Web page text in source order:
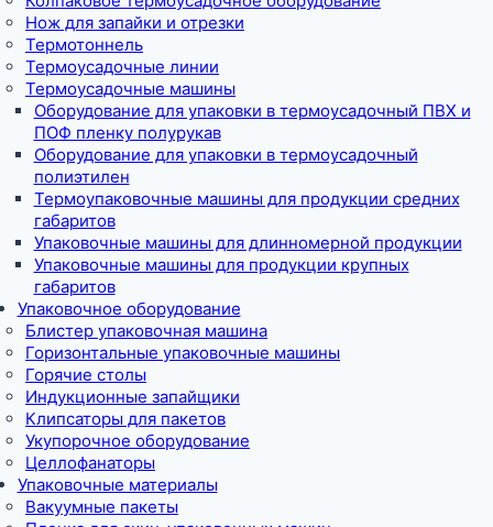
Нож для запайки и отрезки
Термотоннель
Термоусадочные линии
Термоусадочные машины
Оборудование для упаковки в термоусадочный ПВХ и
ПОФ пленку полурукав
Оборудование для упаковки в термоусадочный
полиэтилен
Термоупаковочные машины для продукции средних
габаритов
Упаковочные машины для длинномерной продукции
Упаковочные машины для продукции крупных
габаритов
Упаковочное оборудование
Блистер упаковочная машина
Горизонтальные упаковочные машины
Горячие столы
Индукционные запайщики
Клипсаторы для пакетов
Укупорочное оборудование
Целлофанаторы
Упаковочные материалы
Вакуумные пакеты